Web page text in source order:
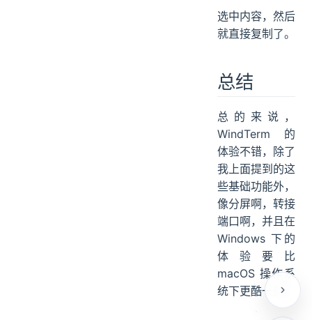
选中内容，然后
就直接复制了。
总结
总的来说，
WindTerm 的
体验不错，除了
我上面提到的这
些基础功能外，
像分屏啊，转接
端口啊，并且在
Windows 下的
体验要比
macOS 操作系
统下更酷一些。